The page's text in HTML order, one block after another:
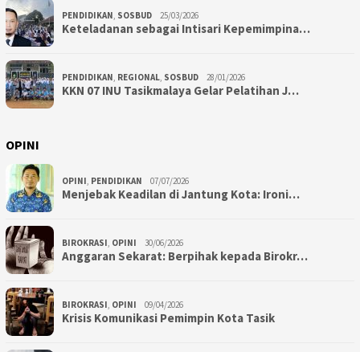
PENDIDIKAN SOSBUD 25/03/2026
Keteladanan sebagai Intisari Kepemimpina…
PENDIDIKAN REGIONAL SOSBUD 28/01/2026
KKN 07 INU Tasikmalaya Gelar Pelatihan J…
OPINI
OPINI PENDIDIKAN 07/07/2026
Menjebak Keadilan di Jantung Kota: Ironi…
BIROKRASI OPINI 30/06/2026
Anggaran Sekarat: Berpihak kepada Birokr…
BIROKRASI OPINI 09/04/2026
Krisis Komunikasi Pemimpin Kota Tasik